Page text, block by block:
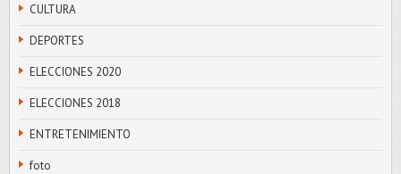
CULTURA
DEPORTES
ELECCIONES 2020
ELECCIONES 2018
ENTRETENIMIENTO
foto